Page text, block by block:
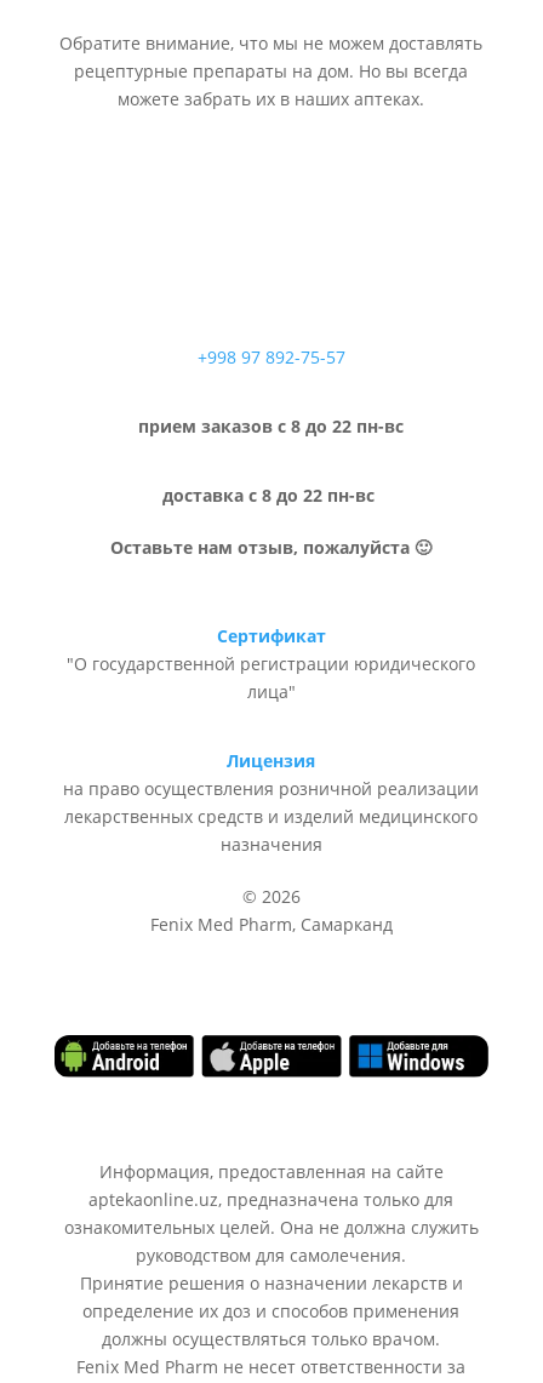
Обратите внимание, что мы не можем доставлять
рецептурные препараты на дом. Но вы всегда
можете забрать их в наших аптеках.
+998 97 892-75-57
прием заказов с 8 до 22 пн-вс
доставка с 8 до 22 пн-вс
Оставьте нам отзыв, пожалуйста 🙂
Сертификат
"О государственной регистрации юридического
лица"
Лицензия
на право осуществления розничной реализации
лекарственных средств и изделий медицинского
назначения
© 2026
Fenix Med Pharm, Самарканд
Информация, предоставленная на сайте
aptekaonline.uz, предназначена только для
ознакомительных целей. Она не должна служить
руководством для самолечения.
Принятие решения о назначении лекарств и
определение их доз и способов применения
должны осуществляться только врачом.
Fenix Med Pharm не несет ответственности за